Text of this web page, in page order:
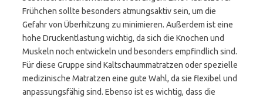
Frühchen sollte besonders atmungsaktiv sein, um die
Gefahr von Überhitzung zu minimieren. Außerdem ist eine
hohe Druckentlastung wichtig, da sich die Knochen und
Muskeln noch entwickeln und besonders empfindlich sind.
Für diese Gruppe sind Kaltschaummatratzen oder spezielle
medizinische Matratzen eine gute Wahl, da sie flexibel und
anpassungsfähig sind. Ebenso ist es wichtig, dass die